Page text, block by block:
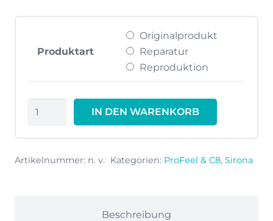
Produktart
Originalprodukt
Reparatur
Reproduktion
Motorschlauch
IN DEN WARENKORB
Artikelnummer: n. v. Kategorien: ProFeel & C8, Sirona
Beschreibung